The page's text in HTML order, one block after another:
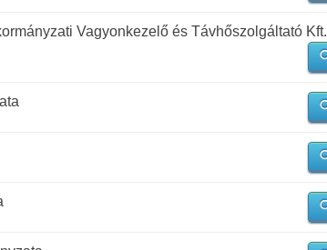
Vagyonkezelő és Távhőszolgáltató Kft.